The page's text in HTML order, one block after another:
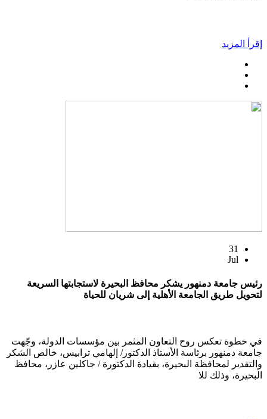
إقرأ المزيد
31
Jul
رئيس جامعة دمنهور يشكر محافظ البحيرة لاستجابتها السريعة
لتحويل طريق الجامعة الأهلية إلى شريان للحياة
في خطوة تعكس روح التعاون المثمر بين مؤسسات الدولة، وجّهت
جامعة دمنهور برئاسة الأستاذ الدكتور/ إلهامي ترابيس، خالص الشكر
والتقدير لمحافظة البحيرة، بقيادة الدكتورة / جاكلين عازر، محافظ
البحيرة، وذلك للا